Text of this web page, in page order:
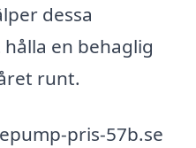
dessa
en behaglig
runt.
pris-57b.se